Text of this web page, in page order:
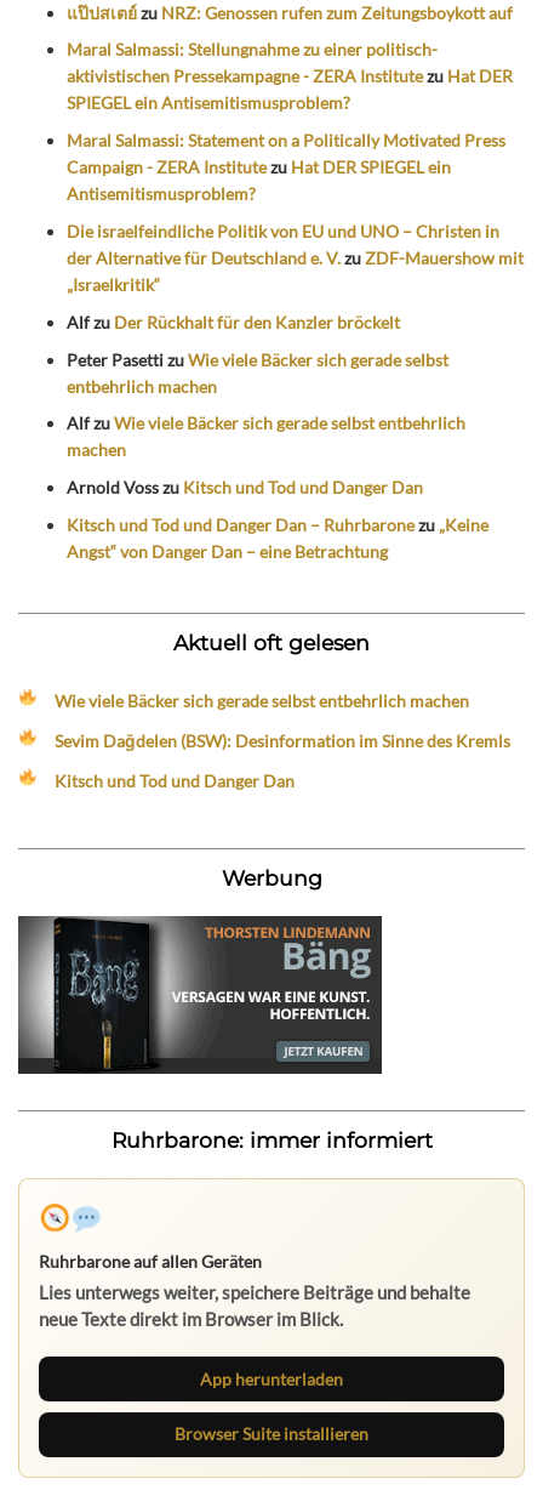
แป๊ปสเตย์zu NRZ: Genossen rufen zum Zeitungsboykott auf
Maral Salmassi: Stellungnahme zu einer politisch-
aktivistischen Pressekampagne - ZERA Institutezu Hat DER
SPIEGEL ein Antisemitismusproblem?
Maral Salmassi: Statement on a Politically Motivated Press
Campaign - ZERA Institutezu Hat DER SPIEGEL ein
Antisemitismusproblem?
Die israelfeindliche Politik von EU und UNO – Christen in
der Alternative für Deutschland e. V.zuZDF-Mauershow mit
„Israelkritik“
Alfzu Der Rückhalt für den Kanzler bröckelt
Peter PasettizuWie viele Bäcker sich gerade selbst
entbehrlich machen
AlfzuWie viele Bäcker sich gerade selbst entbehrlich
machen
Arnold Vosszu Kitsch und Tod und Danger Dan
Kitsch und Tod und Danger Dan – Ruhrbaronezu „Keine
Angst“ von Danger Dan – eine Betrachtung
Aktuell oft gelesen
Wie viele Bäcker sich gerade selbst entbehrlich machen
Sevim Dağdelen (BSW): Desinformation im Sinne des Kremls
Kitsch und Tod und Danger Dan
Werbung
Ruhrbarone: immer informiert
Ruhrbarone auf allen Geräten
Lies unterwegs weiter, speichere Beiträge und behalte
neue Texte direkt im Browser im Blick.
App herunterladen
Browser Suite installieren